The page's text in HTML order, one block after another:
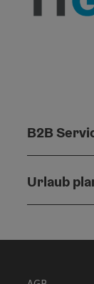
B2B
Urlaub